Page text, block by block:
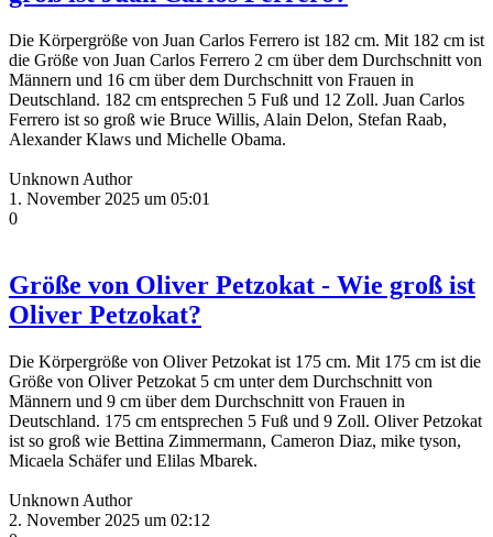
Die Körpergröße von Juan Carlos Ferrero ist 182 cm. Mit 182 cm ist
die Größe von Juan Carlos Ferrero 2 cm über dem Durchschnitt von
Männern und 16 cm über dem Durchschnitt von Frauen in
Deutschland. 182 cm entsprechen 5 Fuß und 12 Zoll. Juan Carlos
Ferrero ist so groß wie Bruce Willis, Alain Delon, Stefan Raab,
Alexander Klaws und Michelle Obama.
Unknown Author
1. November 2025 um 05:01
0
Größe von Oliver Petzokat - Wie groß ist
Oliver Petzokat?
Die Körpergröße von Oliver Petzokat ist 175 cm. Mit 175 cm ist die
Größe von Oliver Petzokat 5 cm unter dem Durchschnitt von
Männern und 9 cm über dem Durchschnitt von Frauen in
Deutschland. 175 cm entsprechen 5 Fuß und 9 Zoll. Oliver Petzokat
ist so groß wie Bettina Zimmermann, Cameron Diaz, mike tyson,
Micaela Schäfer und Elilas Mbarek.
Unknown Author
2. November 2025 um 02:12